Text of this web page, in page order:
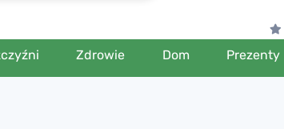
Zdrowie Dom Prezenty